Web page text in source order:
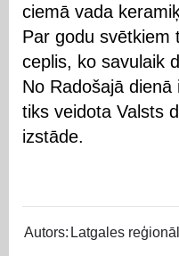
ciemā vada
Par godu svētkiem
ceplis, ko savulaik
No Radošajā
tiks veidota Valsts
izstāde.
Autors: Latgales